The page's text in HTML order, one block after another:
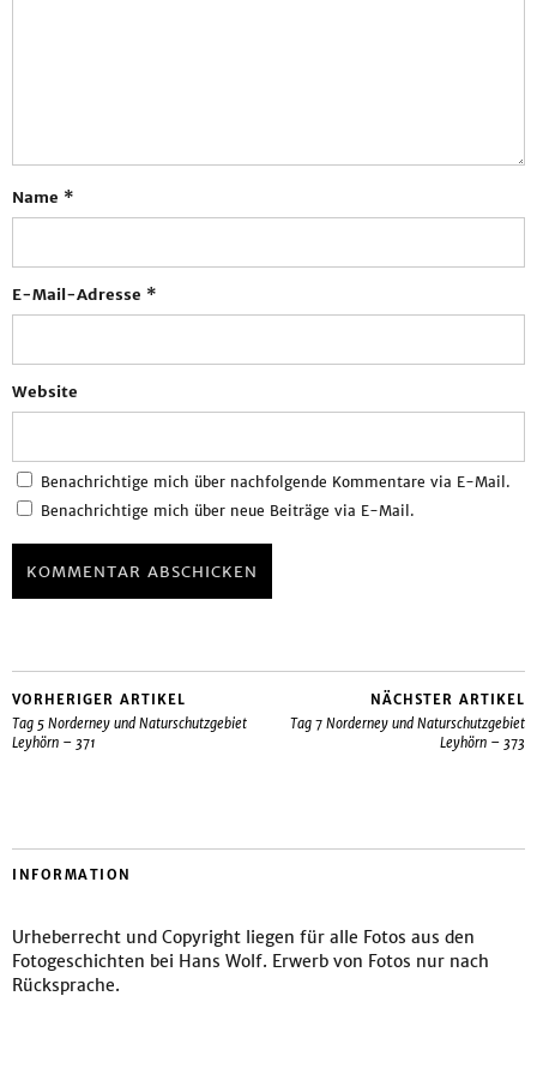
Name *
E-Mail-Adresse *
Website
Benachrichtige mich über nachfolgende Kommentare via E-Mail.
Benachrichtige mich über neue Beiträge via E-Mail.
VORHERIGER ARTIKEL
Tag 5 Norderney und Naturschutzgebiet
Leyhörn – 371
NÄCHSTER ARTIKEL
Tag 7 Norderney und Naturschutzgebiet
Leyhörn – 373
INFORMATION
Urheberrecht und Copyright liegen für alle Fotos aus den
Fotogeschichten bei Hans Wolf. Erwerb von Fotos nur nach
Rücksprache.